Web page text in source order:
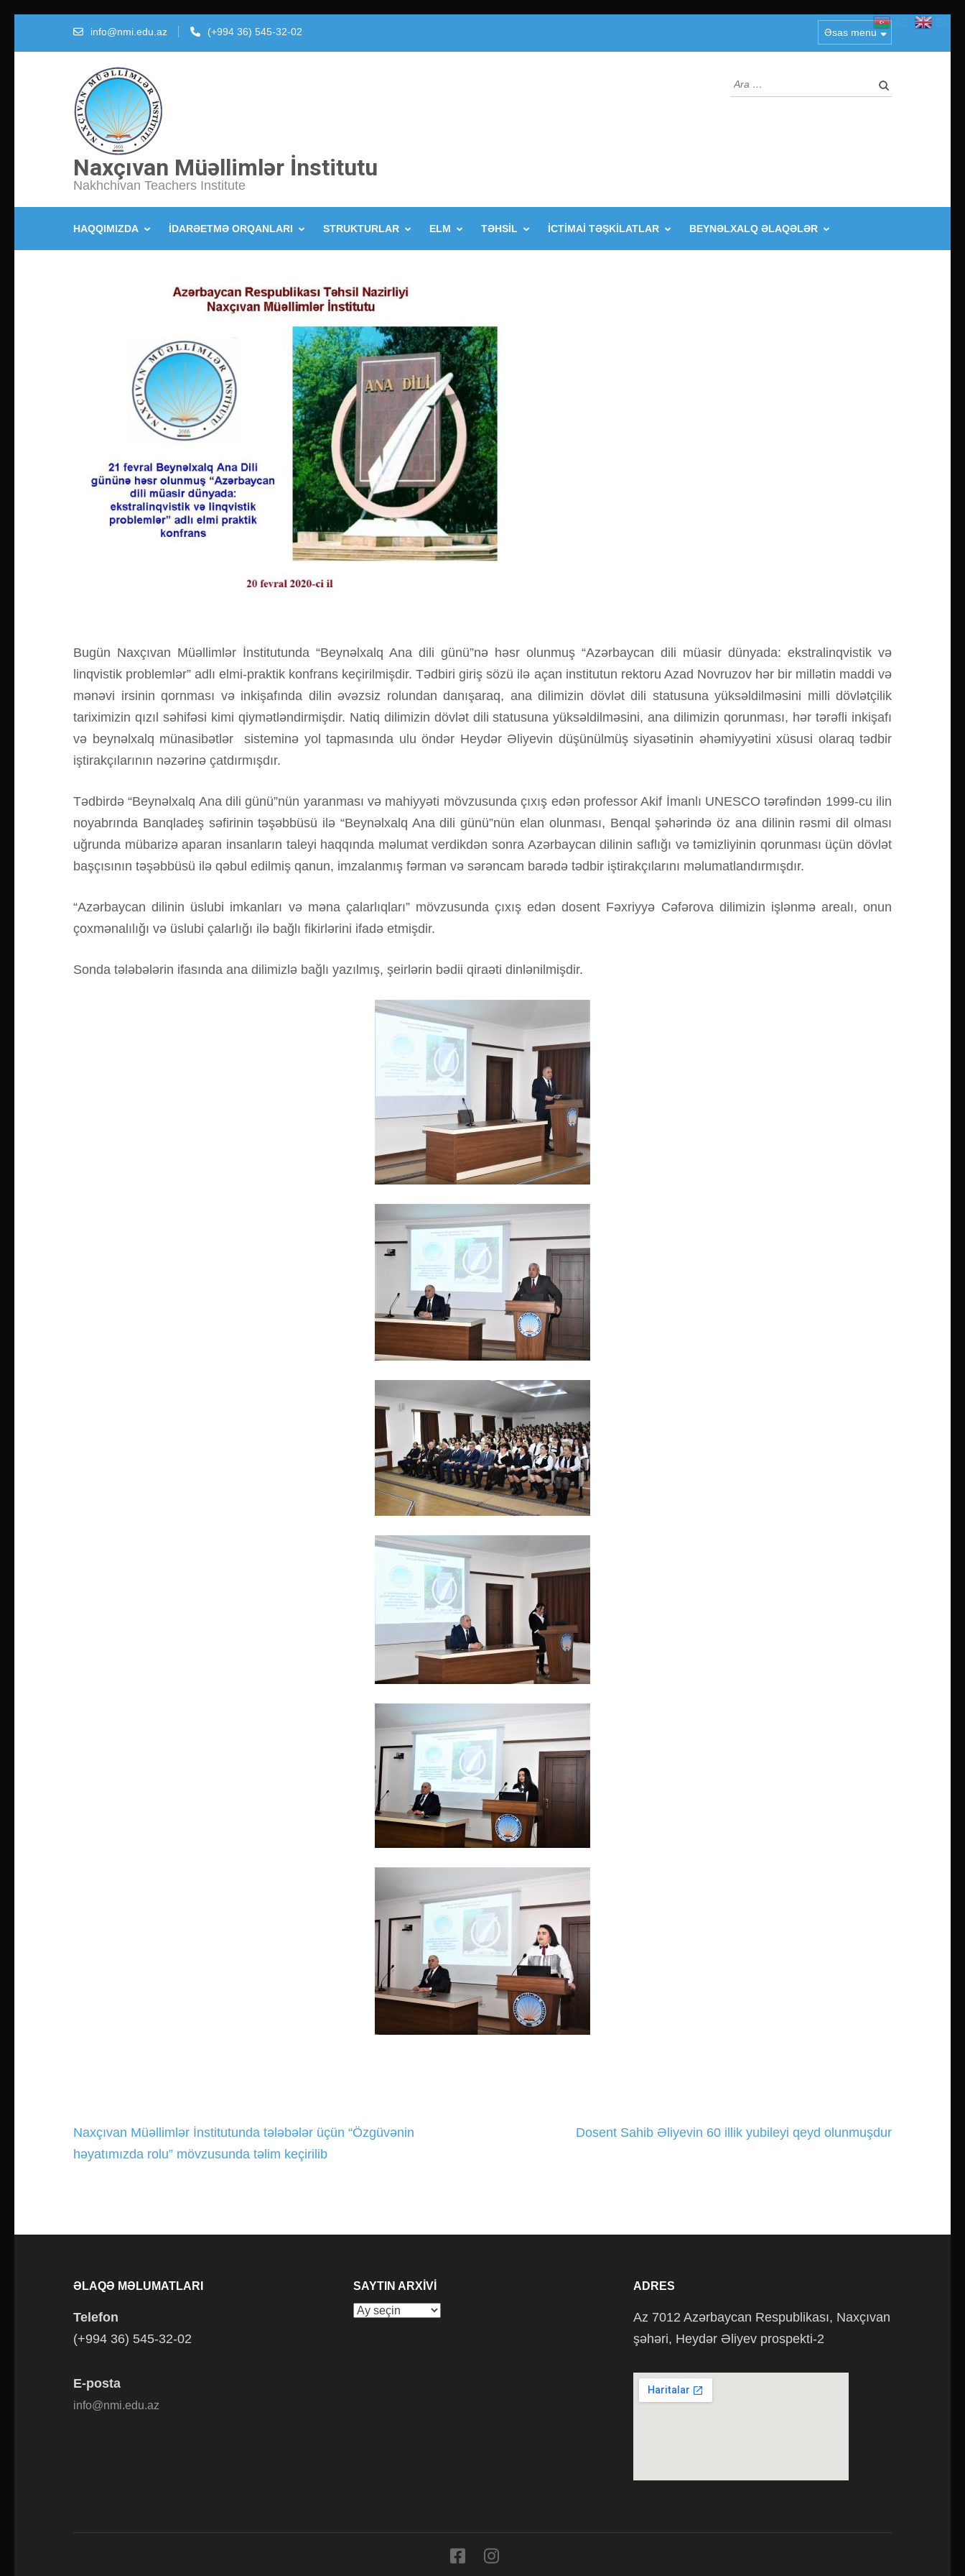
info@nmi.edu.az (+994 36) 545-32-02 Əsas menu
Naxçıvan Müəllimlər İnstitutu
Nakhchivan Teachers Institute
Arama:
HAQQIMIZDA İDARƏETMƏ ORQANLARI STRUKTURLAR ELM TƏHSİL İCTİMAİ TƏŞKİLATLAR BEYNƏLXALQ ƏLAQƏLƏR
Bugün Naxçıvan Müəllimlər İnstitutunda “Beynəlxalq Ana dili günü”nə həsr olunmuş “Azərbaycan dili müasir dünyada: ekstralinqvistik və
linqvistik problemlər” adlı elmi-praktik konfrans keçirilmişdir. Tədbiri giriş sözü ilə açan institutun rektoru Azad Novruzov hər bir millətin maddi və
mənəvi irsinin qornması və inkişafında dilin əvəzsiz rolundan danışaraq, ana dilimizin dövlət dili statusuna yüksəldilməsini milli dövlətçilik
tariximizin qızıl səhifəsi kimi qiymətləndirmişdir. Natiq dilimizin dövlət dili statusuna yüksəldilməsini, ana dilimizin qorunması, hər tərəfli inkişafı
və beynəlxalq münasibətlər sisteminə yol tapmasında ulu öndər Heydər Əliyevin düşünülmüş siyasətinin əhəmiyyətini xüsusi olaraq tədbir
iştirakçılarının nəzərinə çatdırmışdır.
Tədbirdə “Beynəlxalq Ana dili günü”nün yaranması və mahiyyəti mövzusunda çıxış edən professor Akif İmanlı UNESCO tərəfindən 1999-cu ilin
noyabrında Banqladeş səfirinin təşəbbüsü ilə “Beynəlxalq Ana dili günü”nün elan olunması, Benqal şəhərində öz ana dilinin rəsmi dil olması
uğrunda mübarizə aparan insanların taleyi haqqında məlumat verdikdən sonra Azərbaycan dilinin saflığı və təmizliyinin qorunması üçün dövlət
başçısının təşəbbüsü ilə qəbul edilmiş qanun, imzalanmış fərman və sərəncam barədə tədbir iştirakçılarını məlumatlandırmışdır.
“Azərbaycan dilinin üslubi imkanları və məna çalarlıqları” mövzusunda çıxış edən dosent Fəxriyyə Cəfərova dilimizin işlənmə arealı, onun
çoxmənalılığı və üslubi çalarlığı ilə bağlı fikirlərini ifadə etmişdir.
Sonda tələbələrin ifasında ana dilimizlə bağlı yazılmış, şeirlərin bədii qiraəti dinlənilmişdir.
Yazı
Naxçıvan Müəllimlər İnstitutunda tələbələr üçün “Özgüvənin
həyatımızda rolu” mövzusunda təlim keçirilib
Dosent Sahib Əliyevin 60 illik yubileyi qeyd olunmuşdur
ƏLAQƏ MƏLUMATLARI
Telefon
(+994 36) 545-32-02
E-posta
info@nmi.edu.az
SAYTIN ARXIVI
Saytın
ADRES
Az 7012 Azərbaycan Respublikası, Naxçıvan
şəhəri, Heydər Əliyev prospekti-2